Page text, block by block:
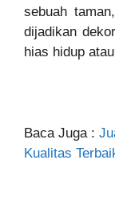
sebuah
dijadikan
hias hidup
Baca Juga :
Kualitas